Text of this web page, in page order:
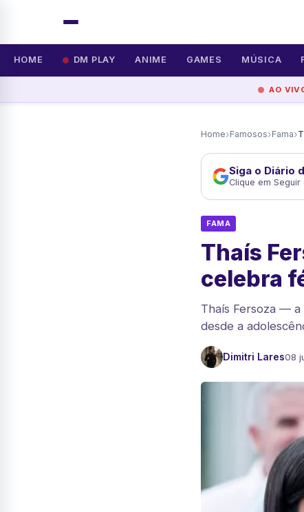
HOME DM PLAY ANIME GAMES MÚSICA
AO
Home›Famosos›Fama›
Siga o Diário
Clique em Seguir
FAMA
Thaís
celebra
Thaís Fersoza —
desde a
Dimitri Lares08